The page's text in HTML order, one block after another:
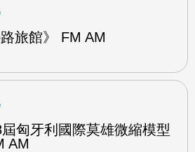
旅館》 FM AM
匈牙利國際莫雄微縮模型
AM